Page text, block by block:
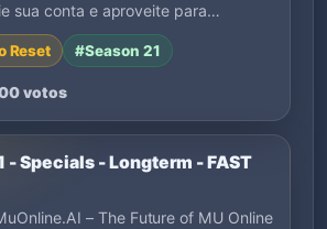
sua conta e aproveite para…
Reset #Season 21
votos
- Specials - Longterm - FAST
– The Future of MU Online